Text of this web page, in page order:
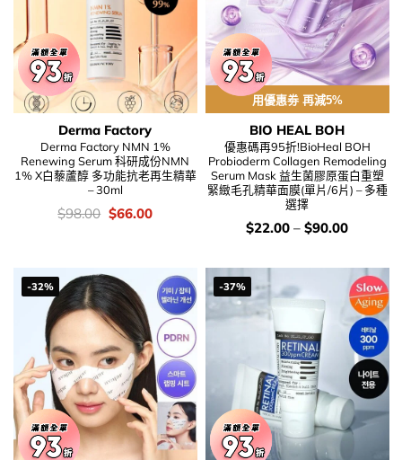
Derma Factory
Derma Factory NMN 1%
Renewing Serum 科研成份NMN
1% X白藜蘆醇 多功能抗老再生精華
– 30ml
價
錢：
$98.00 Original
price
$66.00Current
用優惠劵 再減5%
BIO HEAL BOH
優惠碼再95折!BioHeal BOH
Probioderm Collagen Remodeling
Serum Mask 益生菌膠原蛋白重塑
緊緻毛孔精華面膜(單片/6片) – 多種
選擇
價
錢：
$22.00 – $90.00
-32% -37%